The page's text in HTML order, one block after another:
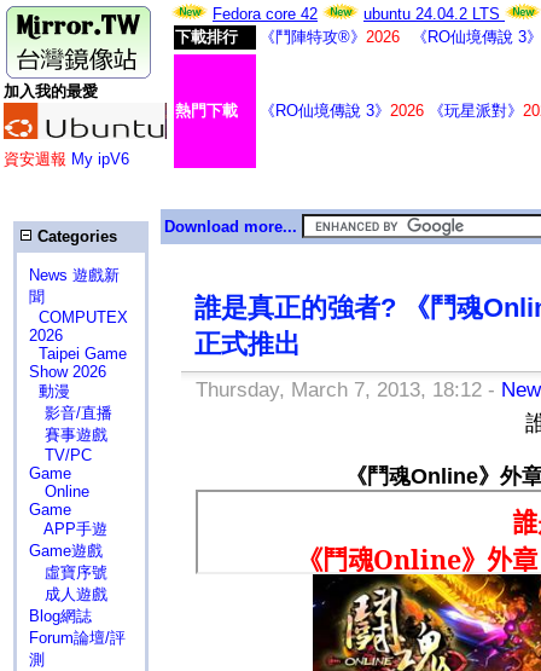
加入我的最愛
資安週報 My ipV6
Fedora core 42
ubuntu 24.04.2 LTS
下載排行
《鬥陣特攻®》 2026 《RO仙境傳說 3》
熱門下載 《RO仙境傳說 3》 2026 《玩星派對》
Categories
News 遊戲新
聞
COMPUTEX
2026
Taipei Game
Show 2026
動漫
影音/直播
賽事遊戲
TV/PC
Game
Online
Game
APP手遊
Game遊戲
虛寶序號
成人遊戲
Blog網誌
Forum論壇/評
測
Download more...
誰是真正的強者? 《鬥魂
正式推出
Thursday, March 7, 2013, 18:12 -
《鬥魂Online》外